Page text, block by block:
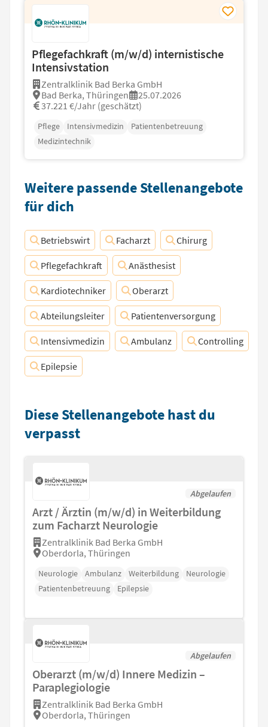
Pflegefachkraft (m/w/d) internistische
Intensivstation
Zentralklinik Bad Berka GmbH
Bad Berka, Thüringen
25.07.2026
37.221 €/Jahr (geschätzt)
Pflege Intensivmedizin
Patientenbetreuung
Medizintechnik
Weitere passende Stellenangebote
für dich
Betriebswirt Facharzt Chirurg
Pflegefachkraft Anästhesist
Kardiotechniker Oberarzt
Abteilungsleiter Patientenversorgung
Intensivmedizin Ambulanz Controlling
Epilepsie
Diese Stellenangebote hast du
verpasst
Abgelaufen
Arzt / Ärztin (m/w/d) in Weiterbildung
zum Facharzt Neurologie
Zentralklinik Bad Berka GmbH
Oberdorla, Thüringen
Neurologie Ambulanz Weiterbildung
Neurologie
Patientenbetreuung
Epilepsie
Abgelaufen
Oberarzt (m/w/d) Innere Medizin –
Paraplegiologie
Zentralklinik Bad Berka GmbH
Oberdorla, Thüringen